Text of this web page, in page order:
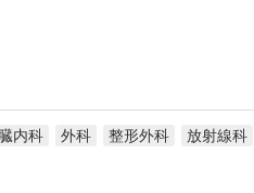
内科 外科 整形外科 放射線科